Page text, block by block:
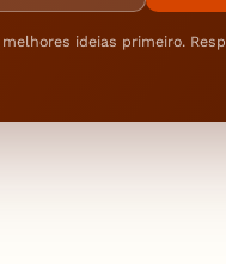
ideias primeiro.